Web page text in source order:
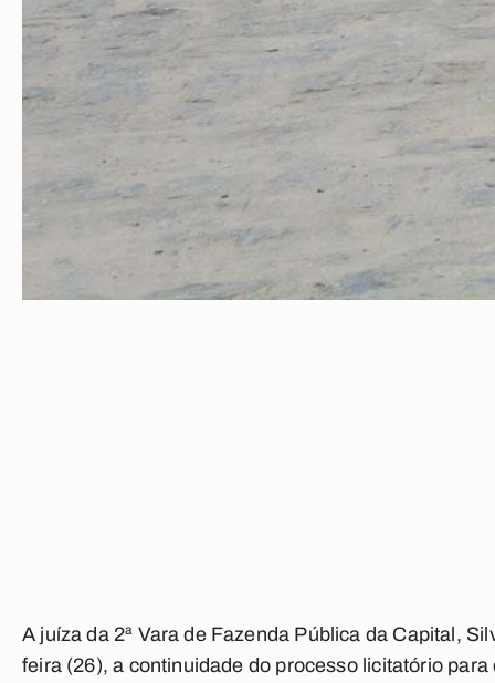
A juíza da 2ª Vara de Fazenda Pública da Capital,
feira (26), a continuidade do processo licitatório